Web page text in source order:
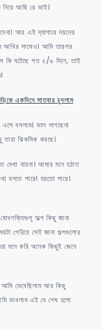
নিয়ে আছি রে ভাই।
আর এই ব্যাপারে নয়নের
আখির সাথেও। আমি তারপর
কি ঘটেছে গত ৫/৬ দিনে, তাই
সাতবার চুদলাম
এসে বসলাম। ভাল লাগছেনা
ঝিকমিক করছে।
দেখা যায়না। আমার মনে হঠাত
বলতে পারে! হয়তো পারে।
অল্প কিছু জানা
পেরিয়ে সেই জানা গল্পগুলোর
মনে করি অনেক কিছুই জেনে
আমি ভেবেছিলাম আর কিছু
ভাবলাম এই যে শেষ হলো